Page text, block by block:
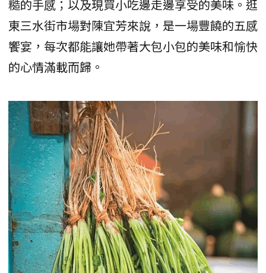
糙的手感；以及現買小吃邊走邊享受的美味。逛
東三水街市場對陳宜芳來說，是一場豐饒的五感
饗宴，每次都能讓她帶著大包小包的美味和愉快
的心情滿載而歸。